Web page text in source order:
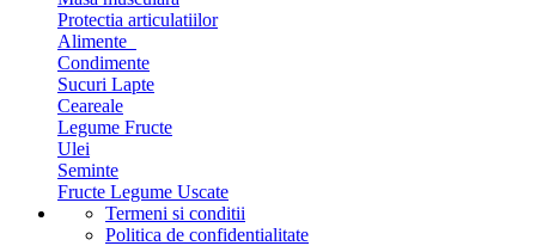
Protectia articulatiilor
Alimente
Condimente
Sucuri Lapte
Ceareale
Legume Fructe
Ulei
Seminte
Fructe Legume Uscate
Termeni si conditii
Politica de confidentialitate